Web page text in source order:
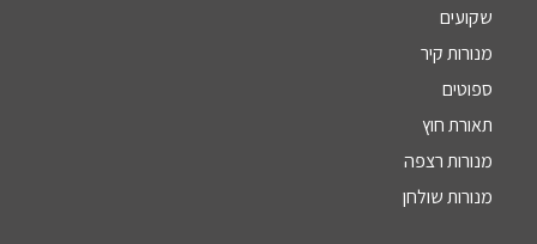
שקועים
מנורות קיר
ספוטים
תאורת חוץ
מנורות רצפה
מנורות שולחן